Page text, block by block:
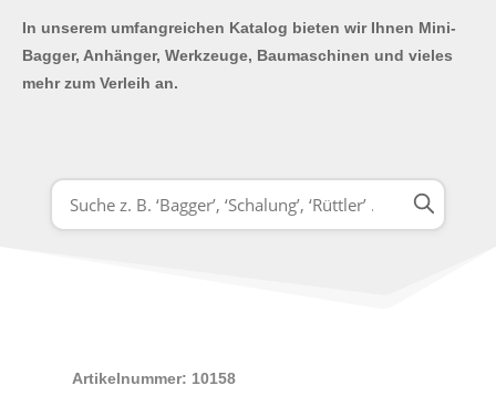
In unserem umfangreichen Katalog bieten wir Ihnen Mini-
Bagger, Anhänger, Werkzeuge, Baumaschinen und vieles
mehr zum Verleih an.
Artikelnummer: 10158